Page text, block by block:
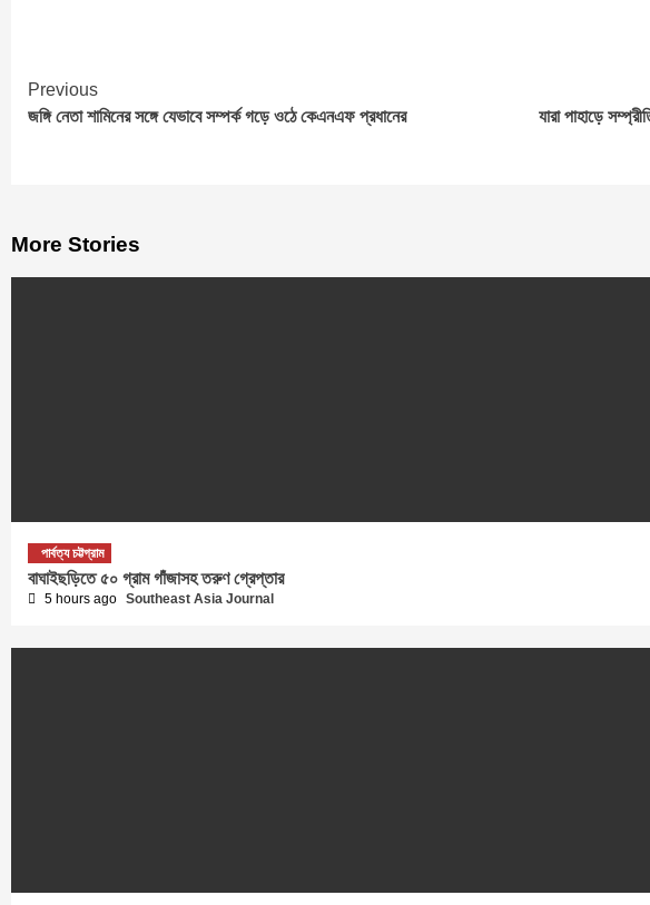
Continue
Previous
জঙ্গি নেতা শামিনের সঙ্গে যেভাবে সম্পর্ক গড়ে ওঠে কেএনএফ প্রধানের
যারা পাহাড়ে
More Stories
পার্বত্য চট্টগ্রাম
বাঘাইছড়িতে ৫০ গ্রাম গাঁজাসহ তরুণ গ্রেপ্তার
5 hours ago Southeast Asia Journal